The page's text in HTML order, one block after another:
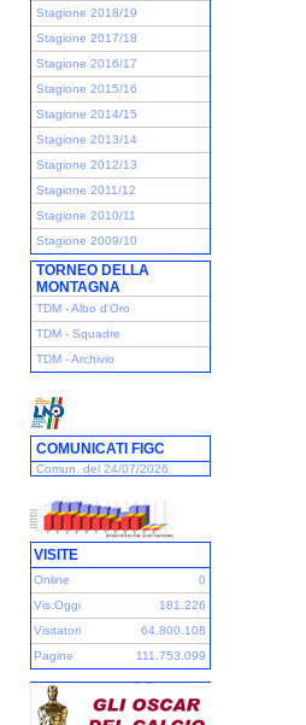
Stagione 2018/19
Stagione 2017/18
Stagione 2016/17
Stagione 2015/16
Stagione 2014/15
Stagione 2013/14
Stagione 2012/13
Stagione 2011/12
Stagione 2010/11
Stagione 2009/10
TORNEO DELLA
MONTAGNA
TDM - Albo d'Oro
TDM - Squadre
TDM - Archivio
COMUNICATI FIGC
Comun. del 24/07/2026
VISITE
Online
0
Vis.Oggi
181.226
Visitatori
64.800.108
Pagine
111.753.099